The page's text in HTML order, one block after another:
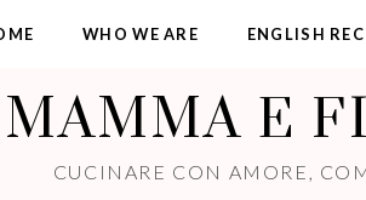
WHO WE ARE ENGLISH
MAMMA E
CUCINARE CON AMORE,